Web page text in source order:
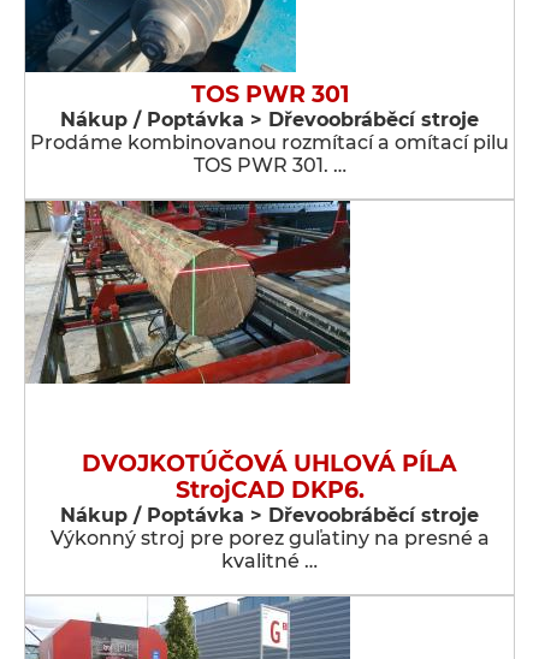
TOS PWR 301
Nákup / Poptávka > Dřevoobráběcí stroje
Prodáme kombinovanou rozmítací a omítací pilu
TOS PWR 301. …
DVOJKOTÚČOVÁ UHLOVÁ PÍLA
StrojCAD DKP6.
Nákup / Poptávka > Dřevoobráběcí stroje
Výkonný stroj pre porez guľatiny na presné a
kvalitné …